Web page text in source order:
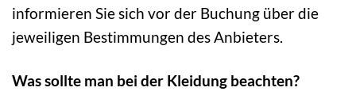
informieren Sie sich vor der Buchung über die
jeweiligen Bestimmungen des Anbieters.
Was sollte man bei der Kleidung beachten?